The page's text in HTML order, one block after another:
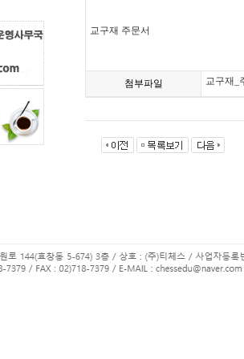
교구재 주문서
첨부파일 교구재_